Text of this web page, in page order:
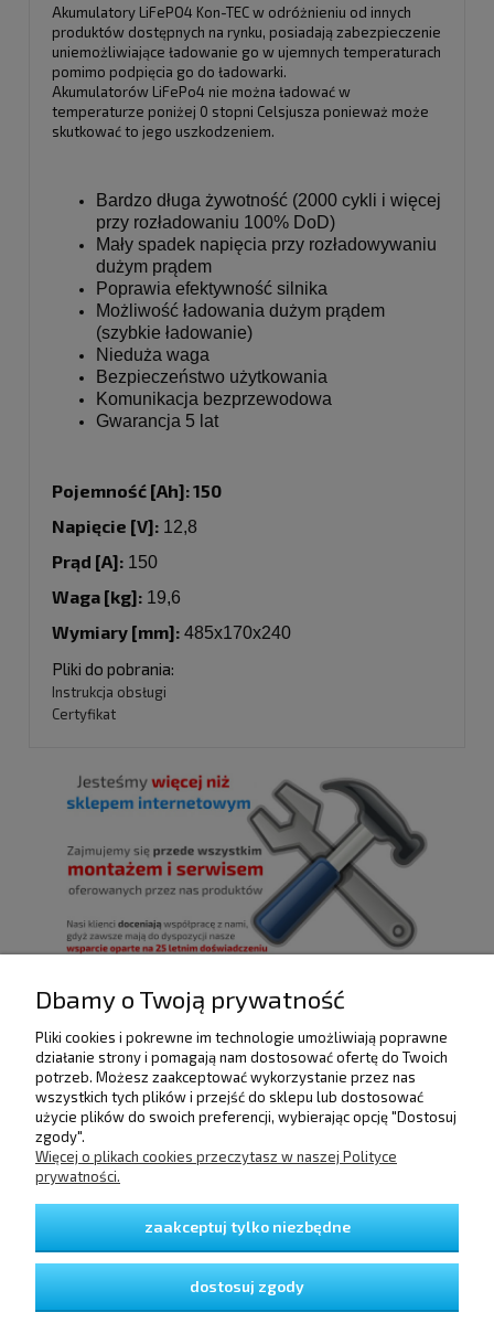
Akumulatory LiFePO4 Kon-TEC w odróżnieniu od innych
produktów dostępnych na rynku, posiadają zabezpieczenie
uniemożliwiające ładowanie go w ujemnych temperaturach
pomimo podpięcia go do ładowarki.
Akumulatorów LiFePo4 nie można ładować w
temperaturze poniżej 0 stopni Celsjusza ponieważ może
skutkować to jego uszkodzeniem.
Bardzo długa żywotność (2000 cykli i więcej
przy rozładowaniu 100% DoD)
Mały spadek napięcia przy rozładowywaniu
dużym prądem
Poprawia efektywność silnika
Możliwość ładowania dużym prądem
(szybkie ładowanie)
Nieduża waga
Bezpieczeństwo użytkowania
Komunikacja bezprzewodowa
Gwarancja 5 lat
Pojemność [Ah]: 150
Napięcie [V]: 12,8
Prąd [A]: 150
Waga [kg]: 19,6
Wymiary [mm]: 485x170x240
Pliki do pobrania:
Instrukcja obsługi
Certyfikat
POMOC
DOSTAWA I PŁATNOŚCI
GWARANCJA I ZWROTY
Dbamy o Twoją prywatność
Pliki cookies i pokrewne im technologie umożliwiają poprawne
działanie strony i pomagają nam dostosować ofertę do Twoich
potrzeb. Możesz zaakceptować wykorzystanie przez nas
wszystkich tych plików i przejść do sklepu lub dostosować
użycie plików do swoich preferencji, wybierając opcję "Dostosuj
zgody".
Więcej o plikach cookies przeczytasz w naszej Polityce
prywatności.
zaakceptuj tylko niezbędne
dostosuj zgody